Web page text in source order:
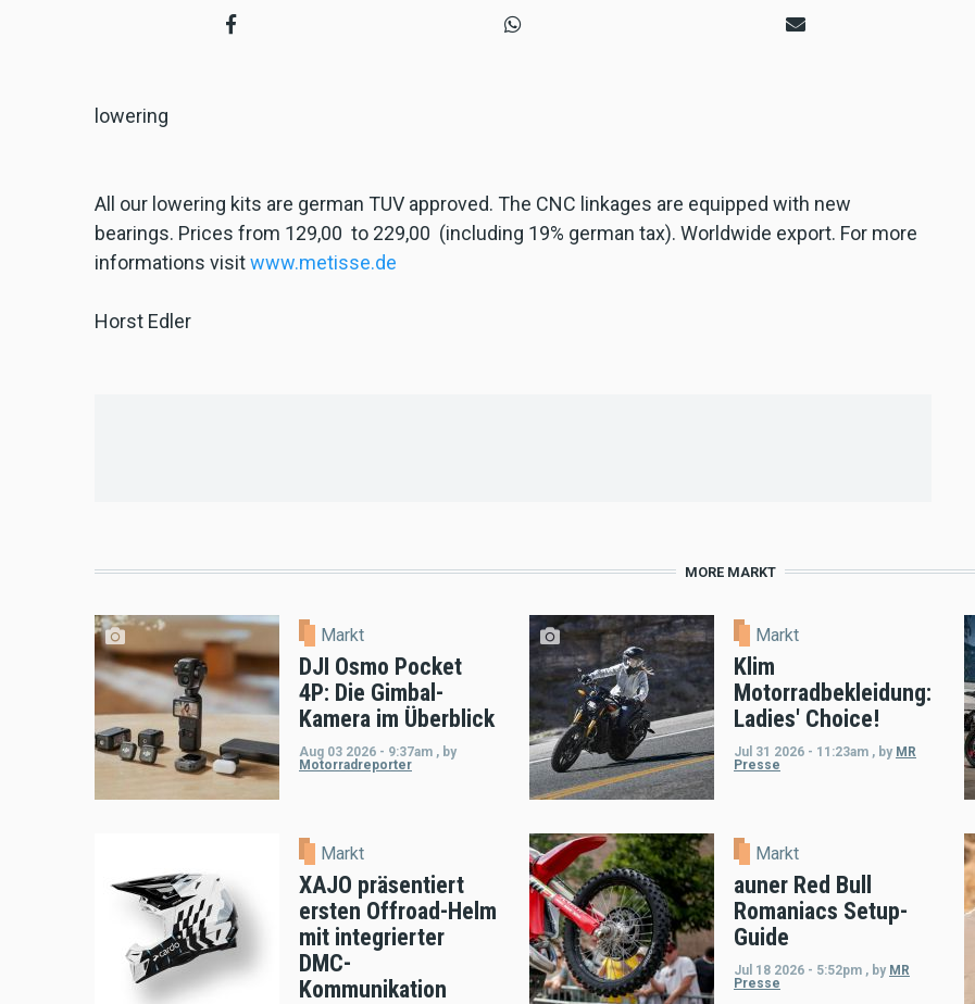
lowering
All our lowering kits are german TUV approved. The CNC linkages are equipped with new
bearings. Prices from 129,00  to 229,00  (including 19% german tax). Worldwide export. For more
informations visitwww.metisse.de
Horst Edler
MORE MARKT
Markt
DJI Osmo Pocket
4P: Die Gimbal-
Kamera im Überblick
Aug 03 2026 - 9:37am , by
Motorradreporter
Markt
Klim
Motorradbekleidung:
Ladies' Choice!
Jul 31 2026 - 11:23am , by MR
Presse
Markt
XAJO präsentiert
ersten Offroad-Helm
mit integrierter
DMC-
Kommunikation
Markt
auner Red Bull
Romaniacs Setup-
Guide
Jul 18 2026 - 5:52pm , by MR
Presse